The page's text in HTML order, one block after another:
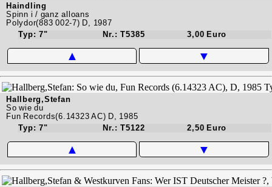
Haindling
Spinn i / ganz alloans
Polydor(883 002-7) D, 1987
Typ: 7"
Nr.: T5385 3,00 Euro
▲ ▼
Hallberg,Stefan
So wie du
Fun Records(6.14323 AC) D, 1985
Typ: 7"
Nr.: T5122 2,50 Euro
▲ ▼